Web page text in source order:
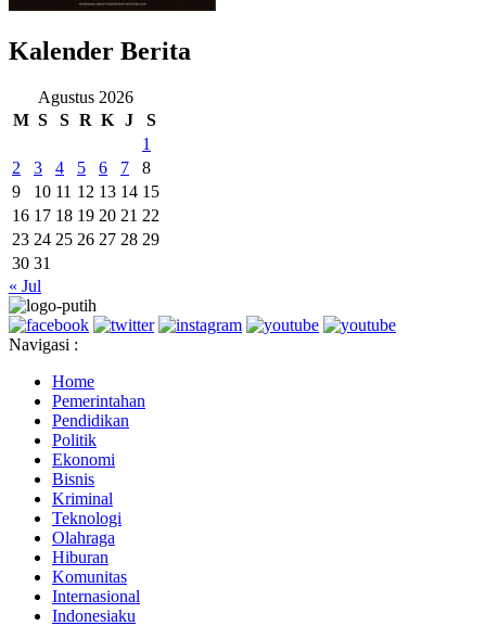
Kalender Berita
Agustus 2026
M S S R K J
S
1
2
3 4 5 6 7
8
9
10 11 12 13 14 15
16 17 18 19 20 21 22
23 24 25 26 27 28 29
30 31
« Jul
Navigasi :
Home
Pemerintahan
Pendidikan
Politik
Ekonomi
Bisnis
Kriminal
Teknologi
Olahraga
Hiburan
Komunitas
Internasional
Indonesiaku